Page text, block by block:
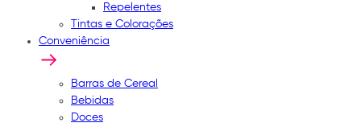
Repelentes
Tintas e Colorações
Conveniência
Barras de Cereal
Bebidas
Doces